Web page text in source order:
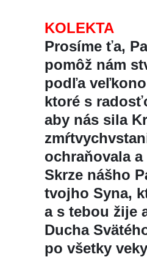
KOLEKTA
Prosíme ťa,
pomôž nám
podľa
ktoré s
aby nás sila
ochraňovala
Skrze nášho
tvojho Syna,
a s tebou žije
Ducha
po všetky